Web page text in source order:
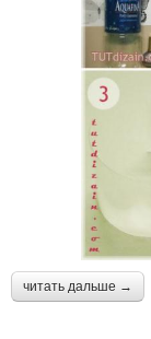
читать дальше →